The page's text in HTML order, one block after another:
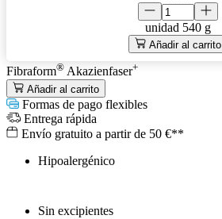
unidad 540 g
Añadir al carrito
Fibraform® Akazienfaser+
Añadir al carrito
Formas de pago flexibles
Entrega rápida
Envío gratuito a partir de 50 €**
Hipoalergénico
Sin excipientes